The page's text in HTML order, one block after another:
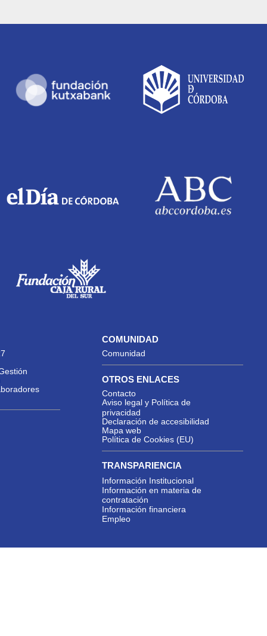
COMUNIDAD
Comunidad
OTROS ENLACES
Contacto
Aviso legal y Política de
privacidad
Declaración de accesibilidad
Mapa web
Política de Cookies (EU)
TRANSPARIENCIA
Información Institucional
Información en materia de
contratación
Información financiera
Empleo